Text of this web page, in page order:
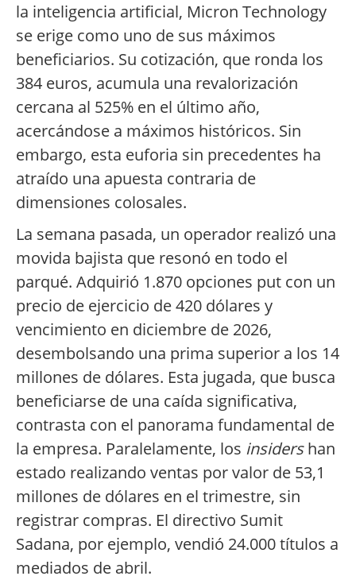
la inteligencia artificial, Micron Technology
se erige como uno de sus máximos
beneficiarios. Su cotización, que ronda los
384 euros, acumula una revalorización
cercana al 525% en el último año,
acercándose a máximos históricos. Sin
embargo, esta euforia sin precedentes ha
atraído una apuesta contraria de
dimensiones colosales.
La semana pasada, un operador realizó una
movida bajista que resonó en todo el
parqué. Adquirió 1.870 opciones put con un
precio de ejercicio de 420 dólares y
vencimiento en diciembre de 2026,
desembolsando una prima superior a los 14
millones de dólares. Esta jugada, que busca
beneficiarse de una caída significativa,
contrasta con el panorama fundamental de
la empresa. Paralelamente, los insidershan
estado realizando ventas por valor de 53,1
millones de dólares en el trimestre, sin
registrar compras. El directivo Sumit
Sadana, por ejemplo, vendió 24.000 títulos a
mediados de abril.